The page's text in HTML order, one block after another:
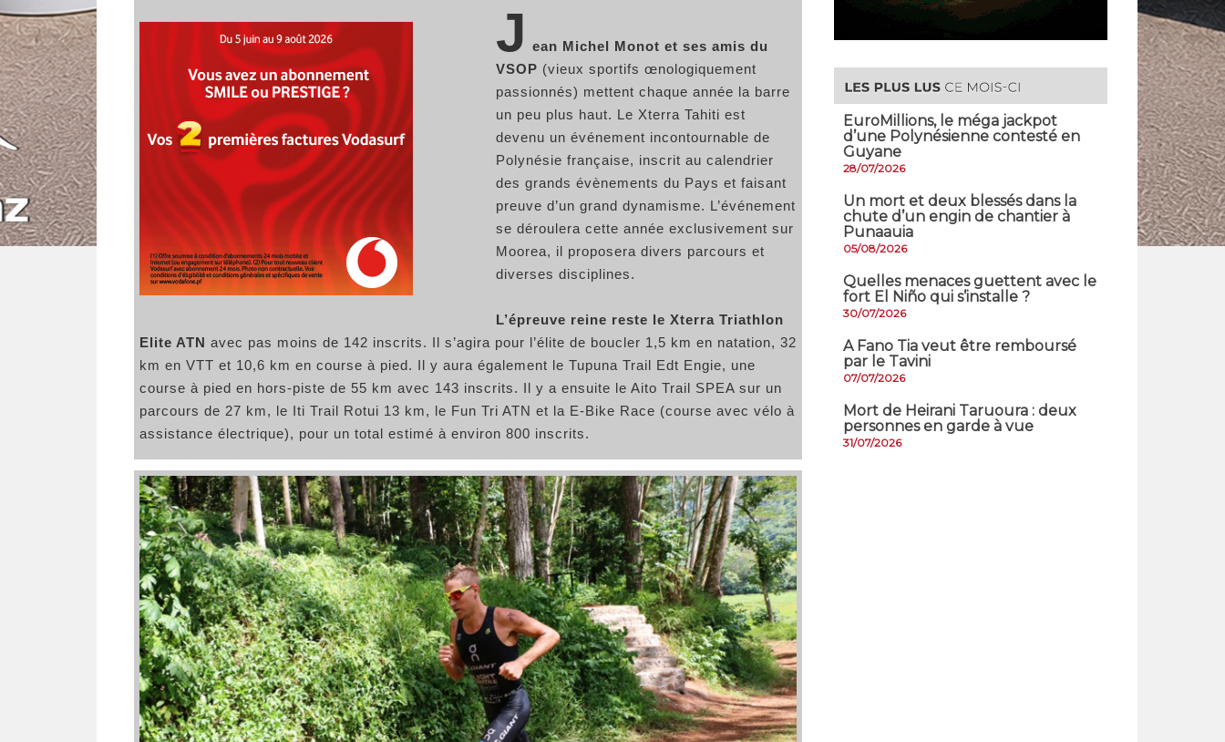
J ean Michel Monot et ses amis du
VSOP (vieux sportifs œnologiquement
passionnés) mettent chaque année la barre
un peu plus haut. Le Xterra Tahiti est
devenu un événement incontournable de
Polynésie française, inscrit au calendrier
des grands évènements du Pays et faisant
preuve d’un grand dynamisme. L’événement
se déroulera cette année exclusivement sur
Moorea, il proposera divers parcours et
diverses disciplines.
L’épreuve reine reste le Xterra Triathlon
Elite ATN avec pas moins de 142 inscrits. Il s’agira pour l’élite de boucler 1,5 km en natation, 32
km en VTT et 10,6 km en course à pied. Il y aura également le Tupuna Trail Edt Engie, une
course à pied en hors-piste de 55 km avec 143 inscrits. Il y a ensuite le Aito Trail SPEA sur un
parcours de 27 km, le Iti Trail Rotui 13 km, le Fun Tri ATN et la E-Bike Race (course avec vélo à
assistance électrique), pour un total estimé à environ 800 inscrits.
EuroMillions, ​le méga jackpot
d’une Polynésienne contesté en
Guyane
28/07/2026
​Un mort et deux blessés dans la
chute d’un engin de chantier à
Punaauia
05/08/2026
Quelles menaces guettent avec le
fort El Niño qui s’installe ?
30/07/2026
A Fano Tia veut être remboursé
par le Tavini
07/07/2026
Mort de Heirani Taruoura : deux
personnes en garde à vue
31/07/2026